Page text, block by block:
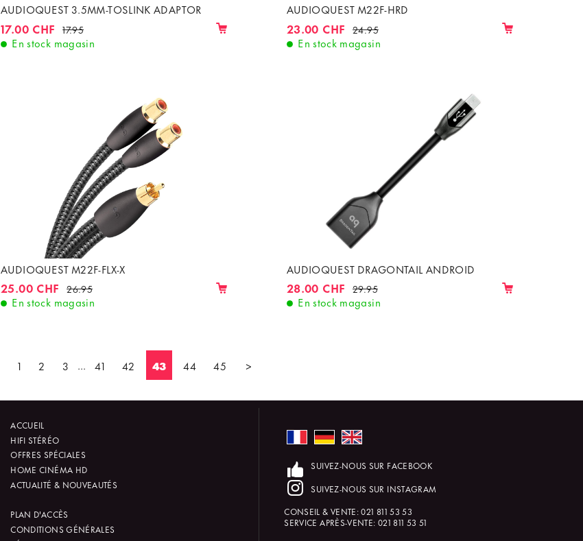
AUDIOQUEST 3.5MM-TOSLINK ADAPTOR
17.00 CHF 17.95
En stock magasin
AUDIOQUEST M22F-HRD
23.00 CHF 24.95
En stock magasin
AUDIOQUEST M22F-FLX-X
25.00 CHF 26.95
En stock magasin
AUDIOQUEST DRAGONTAIL ANDROID
28.00 CHF 29.95
En stock magasin
1 2 3 ... 41 42 43 44 45 >
ACCUEIL
HIFI STÉRÉO
OFFRES SPÉCIALES
HOME CINÉMA HD
ACTUALITÉ & NOUVEAUTÉS
PLAN D'ACCÈS
CONDITIONS GÉNÉRALES
SUIVEZ-NOUS SUR FACEBOOK
SUIVEZ-NOUS SUR INSTAGRAM
CONSEIL & VENTE:021 811 53 53
SERVICE APRÈS-VENTE: 021 811 53 51